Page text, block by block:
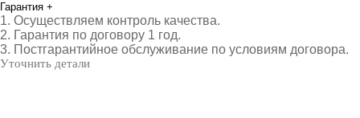
Гарантия +
1. Осуществляем контроль качества.
2. Гарантия по договору 1 год.
3. Постгарантийное обслуживание по условиям договора.